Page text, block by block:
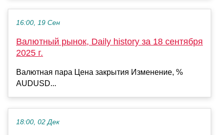
16:00, 19 Сен
Валютный рынок, Daily history за 18 сентября
2025 г.
Валютная пара Цена закрытия Изменение, %
AUDUSD...
18:00, 02 Дек